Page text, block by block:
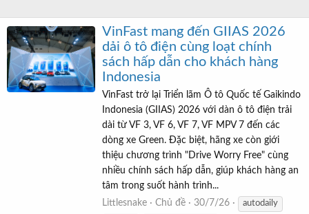
VinFast mang đến GIIAS 2026
dải ô tô điện cùng loạt chính
sách hấp dẫn cho khách hàng
Indonesia
VinFast trở lại Triển lãm Ô tô Quốc tế Gaikindo
Indonesia (GIIAS) 2026 với dàn ô tô điện trải
dài từ VF 3, VF 6, VF 7, VF MPV 7 đến các
dòng xe Green. Đặc biệt, hãng xe còn giới
thiệu chương trình "Drive Worry Free" cùng
nhiều chính sách hấp dẫn, giúp khách hàng an
tâm trong suốt hành trình...
Littlesnake
Chủ đề 30/7/26
autodaily